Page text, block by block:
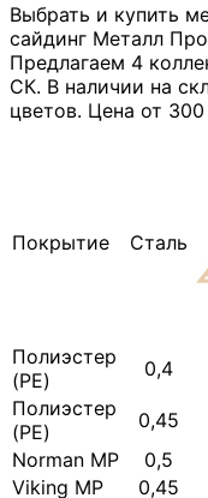
Выбрать и купить
сайдинг Металл
Предлагаем 4
СК. В наличии на
цветов. Цена от
Покрытие Сталь
Полиэстер
(PE)
0,4
Полиэстер
(PE)
0,45
Norman MP
0,5
Viking MP
0,45